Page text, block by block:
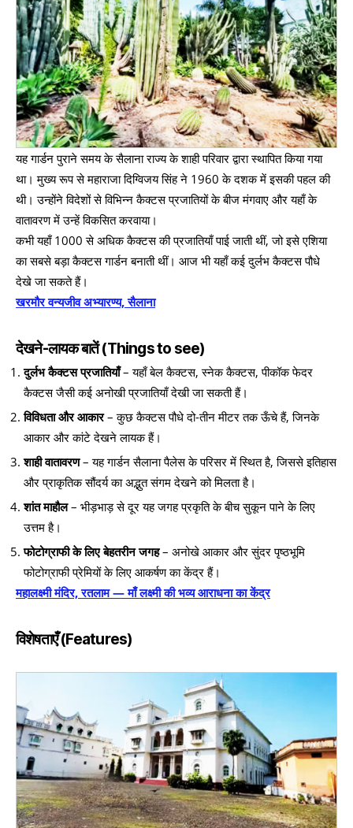
यह गार्डन पुराने समय के सैलाना राज्य के शाही परिवार द्वारा स्थापित किया गया
था। मुख्य रूप से महाराजा दिग्विजय सिंह ने 1960 के दशक में इसकी पहल की
थी। उन्होंने विदेशों से विभिन्न कैक्टस प्रजातियों के बीज मंगवाए और यहाँ के
वातावरण में उन्हें विकसित करवाया।
कभी यहाँ 1000 से अधिक कैक्टस की प्रजातियाँ पाई जाती थीं, जो इसे एशिया
का सबसे बड़ा कैक्टस गार्डन बनाती थीं। आज भी यहाँ कई दुर्लभ कैक्टस पौधे
देखे जा सकते हैं।
खरमौर वन्यजीव अभ्यारण्य, सैलाना
देखने-लायक बातें (Things to see)
दुर्लभ कैक्टस प्रजातियाँ– यहाँ बेल कैक्टस, स्नेक कैक्टस, पीकॉक फेदर
कैक्टस जैसी कई अनोखी प्रजातियाँ देखी जा सकती हैं।
विविधता और आकार– कुछ कैक्टस पौधे दो-तीन मीटर तक ऊँचे हैं, जिनके
आकार और कांटे देखने लायक हैं।
शाही वातावरण– यह गार्डन सैलाना पैलेस के परिसर में स्थित है, जिससे इतिहास
और प्राकृतिक सौंदर्य का अद्भुत संगम देखने को मिलता है।
शांत माहौल– भीड़भाड़ से दूर यह जगह प्रकृति के बीच सुकून पाने के लिए
उत्तम है।
फोटोग्राफी के लिए बेहतरीन जगह– अनोखे आकार और सुंदर पृष्ठभूमि
फोटोग्राफी प्रेमियों के लिए आकर्षण का केंद्र हैं।
महालक्ष्मी मंदिर, रतलाम — माँ लक्ष्मी की भव्य आराधना का केंद्र
विशेषताएँ (Features)